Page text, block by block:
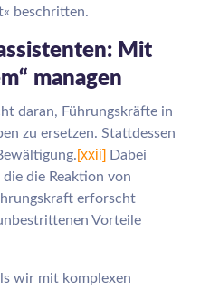
beschritten.
Mit
managen
daran, Führungskräfte in
zu ersetzen. Stattdessen
[xxii] Dabei
die Reaktion von
erforscht
Vorteile
wir mit komplexen